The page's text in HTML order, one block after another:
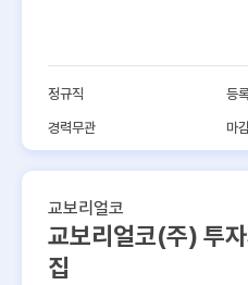
정규직 등
경력무관 마
교보리얼코
교보리얼코(주) 투
집